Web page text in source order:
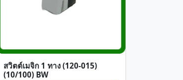
สวิตต์เมจิก 1 ทาง (120-015)
(10/100) BW